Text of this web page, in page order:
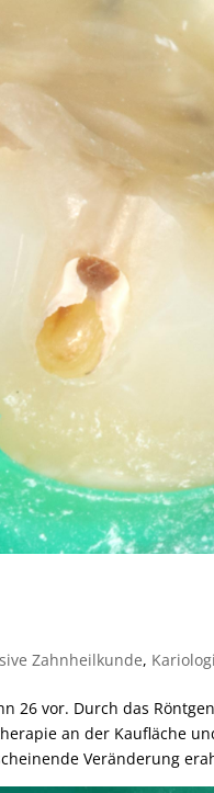
Zahnheilkunde,
26 vor. Durch das
an der Kaufläche
Veränderung